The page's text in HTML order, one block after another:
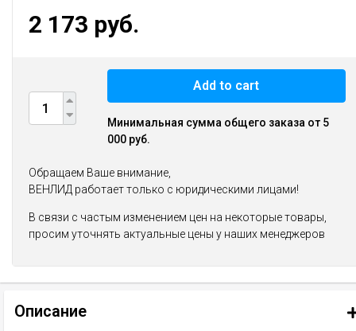
2 173 руб.
Add to cart
Минимальная сумма общего заказа от 5
000 руб.
Обращаем Ваше внимание,
ВЕНЛИД работает только с юридическими лицами!
В связи с частым изменением цен на некоторые товары,
просим уточнять актуальные цены у наших менеджеров
Описание